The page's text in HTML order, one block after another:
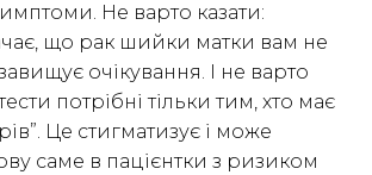
Не варто казати:
що рак шийки матки вам не
очікування. І не варто
потрібні тільки тим, хто має
Це стигматизує і може
саме в пацієнтки з ризиком